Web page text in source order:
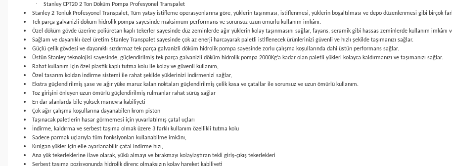
·
Stanley CPT20 2 Ton Döküm Pompa Profesyonel Transpalet
Stanley 2 Tonluk Profesyonel Transpalet, Tüm yatay istifleme operasyonlarına göre, yüklerin taşınması, istiflenmesi, yüklerin boşaltılması ve depo düzenlenmesi gibi birçok
Tek parça galvanizli döküm hidrolik pompa sayesinde maksimum performans ve sorunsuz uzun ömürlü kullanım imkânı.
Özel döküm gövde üzerine poliüretan kaplı tekerler sayesinde düz zeminlerde ağır yüklerin kolay taşınmasını sağlar, fayans, seramik gibi hassas zeminlerde kullanım
Sağlam ve dayanıklı özel üretim Stanley Transpalet sayesinde çok az enerji harcayarak paletli istiflenecek ürünlerinizi güvenli ve hızlı şekilde taşımanızı sağlar.
Güçlü çelik gövdesi ve dayanıklı sızdırmaz tek parça galvanizli döküm hidrolik pompa sayesinde zorlu çalışma koşullarında dahi üstün performans sağlar.
Üstün Stanley teknolojisi sayesinde, güçlendirilmiş tek parça galvanizli döküm hidrolik pompa 2000Kg’a kadar olan paletli yükleri kolayca kaldırmanızı ve taşımanızı sağlar.
Rahat kullanım için özel plastik kaplı tutma kolu ile kolay ve güvenli kullanım,
Özel tasarım koldan indirme sistemi ile rahat şekilde yüklerinizi indirmenizi sağlar,
Ekstra güçlendirilmiş şase ve ağır yüke maruz kalan noktaları güçlendirilmiş çelik kasa ve çatallar ile sorunsuz ve uzun ömürlü kullanım.
Toz girişini önleyen uzun ömürlü güçlendirilmiş rulmanlar rahat sürüş sağlar
En dar alanlarda bile yüksek manevra kabiliyeti
Çok ağır çalışma koşullarına dayanabilen krom piston
Taşınacak paletlerin hasar görmemesi için yuvarlatılmış çatal uçları
İndirme, kaldırma ve serbest taşıma olmak üzere 3 farklı kullanım özellikli tutma kolu
Sadece parmak uçlarıyla tüm fonksiyonları kullanabilme imkânı,
Kırılgan yükler için elle ayarlanabilir çatal indirme hızı,
Ana yük tekerleklerine ilave olarak, yükü almayı ve bırakmayı kolaylaştıran tekli giriş-çıkış tekerlekleri
Serbest taşıma pozisyonunda hidrolik direnç olmaksızın kolay hareket kabiliyeti